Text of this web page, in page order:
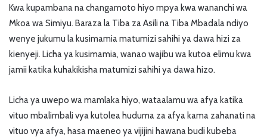
Kwa kupambana na changamoto hiyo mpya kwa wananchi wa
Mkoa wa Simiyu. Baraza la Tiba za Asili na Tiba Mbadala ndiyo
wenye jukumu la kusimamia matumizi sahihi ya dawa hizi za
kienyeji. Licha ya kusimamia, wanao wajibu wa kutoa elimu kwa
jamii katika kuhakikisha matumizi sahihi ya dawa hizo.
Licha ya uwepo wa mamlaka hiyo, wataalamu wa afya katika
vituo mbalimbali vya kutolea huduma za afya kama zahanati na
vituo vya afya, hasa maeneo ya vijijini hawana budi kubeba